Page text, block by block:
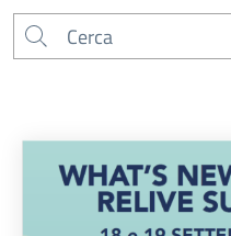
Cerca